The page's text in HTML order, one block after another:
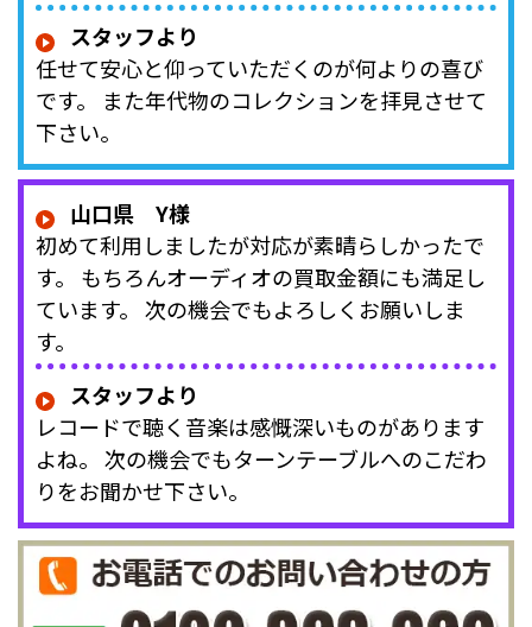
スタッフより
任せて安心と仰っていただくのが何よりの喜び
です。 また年代物のコレクションを拝見させて
下さい。
山口県 Y様
初めて利用しましたが対応が素晴らしかったで
す。 もちろんオーディオの買取金額にも満足し
ています。 次の機会でもよろしくお願いしま
す。
スタッフより
レコードで聴く音楽は感慨深いものがあります
よね。 次の機会でもターンテーブルへのこだわ
りをお聞かせ下さい。